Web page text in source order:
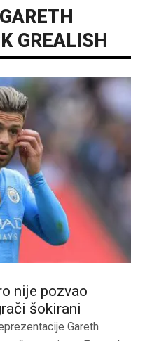
GARETH
GREALISH
nije pozvao
šokirani
Gareth